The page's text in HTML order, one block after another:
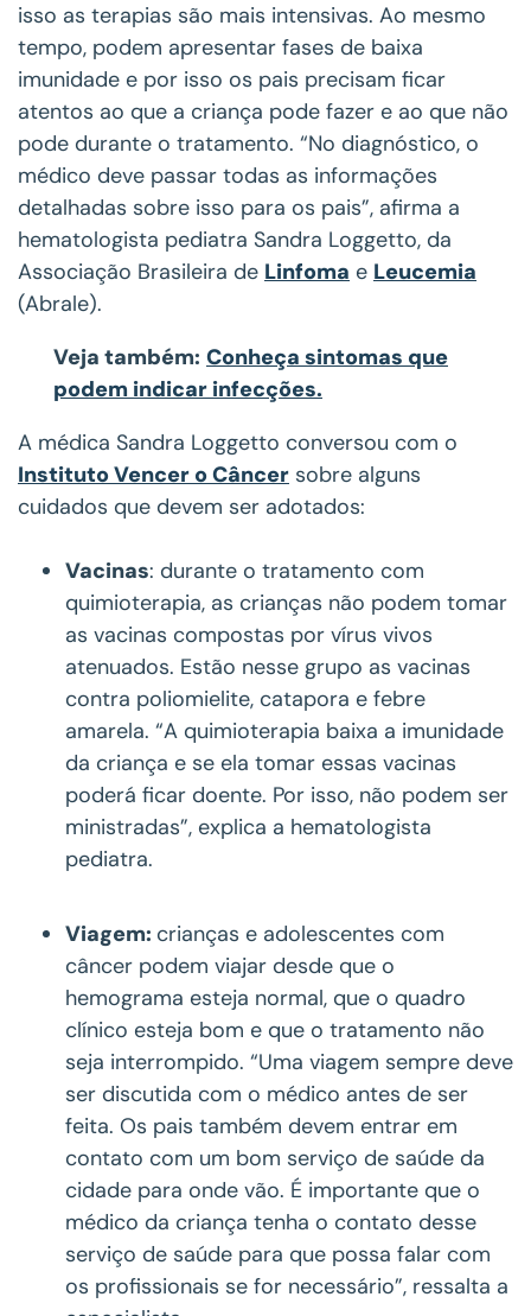
isso as terapias são mais intensivas. Ao mesmo
tempo, podem apresentar fases de baixa
imunidade e por isso os pais precisam ficar
atentos ao que a criança pode fazer e ao que não
pode durante o tratamento. “No diagnóstico, o
médico deve passar todas as informações
detalhadas sobre isso para os pais”, afirma a
hematologista pediatra Sandra Loggetto, da
Associação Brasileira de Linfoma e Leucemia
(Abrale).
Veja também: Conheça sintomas que
podem indicar infecções.
A médica Sandra Loggetto conversou com o
Instituto Vencer o Câncer sobre alguns
cuidados que devem ser adotados:
Vacinas: durante o tratamento com
quimioterapia, as crianças não podem tomar
as vacinas compostas por vírus vivos
atenuados. Estão nesse grupo as vacinas
contra poliomielite, catapora e febre
amarela. “A quimioterapia baixa a imunidade
da criança e se ela tomar essas vacinas
poderá ficar doente. Por isso, não podem ser
ministradas”, explica a hematologista
pediatra.
Viagem: crianças e adolescentes com
câncer podem viajar desde que o
hemograma esteja normal, que o quadro
clínico esteja bom e que o tratamento não
seja interrompido. “Uma viagem sempre deve
ser discutida com o médico antes de ser
feita. Os pais também devem entrar em
contato com um bom serviço de saúde da
cidade para onde vão. É importante que o
médico da criança tenha o contato desse
serviço de saúde para que possa falar com
os profissionais se for necessário”, ressalta a